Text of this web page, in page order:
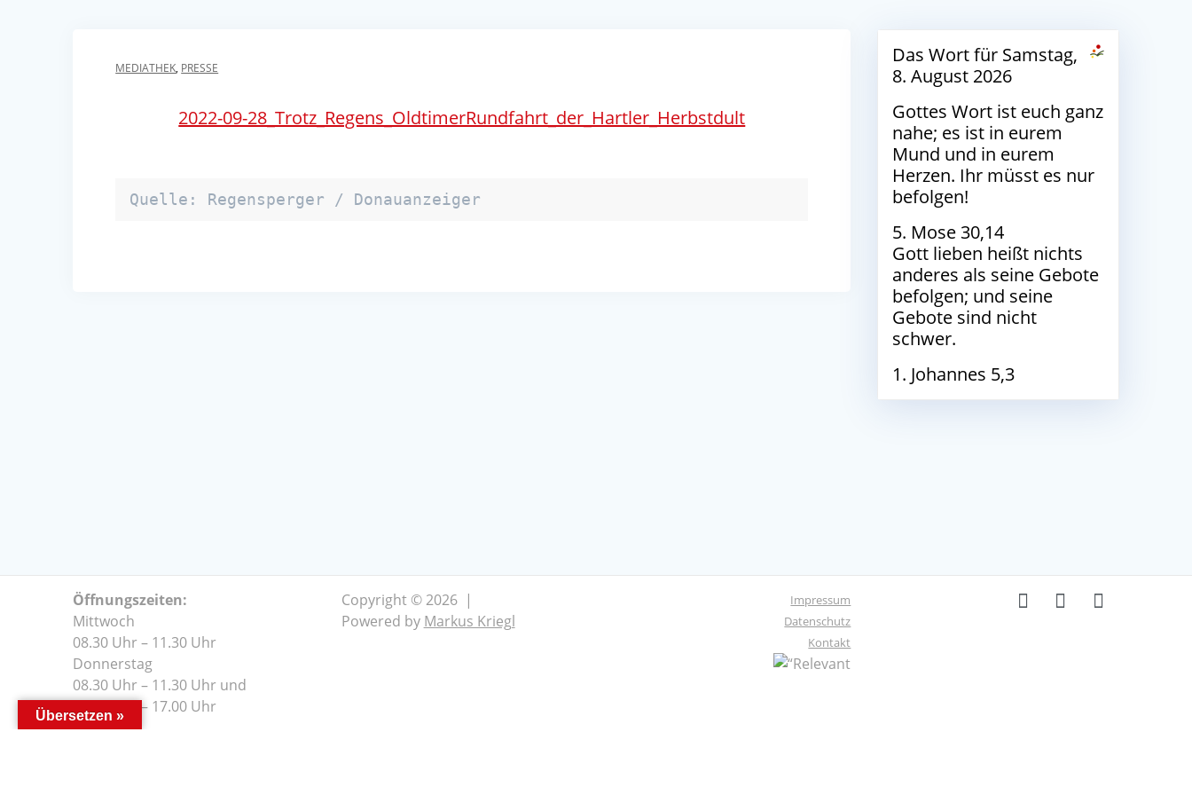
MEDIATHEK, PRESSE
2022-09-28_Trotz_Regens_OldtimerRundfahrt_der_Hartler_Herbstdult
Quelle: Regensperger / Donauanzeiger
Das Wort für Samstag,
8. August 2026
Gottes Wort ist euch ganz
nahe; es ist in eurem
Mund und in eurem
Herzen. Ihr müsst es nur
befolgen!
5. Mose 30,14
Gott lieben heißt nichts
anderes als seine Gebote
befolgen; und seine
Gebote sind nicht
schwer.
1. Johannes 5,3
Öffnungszeiten:
Mittwoch
08.30 Uhr – 11.30 Uhr
Donnerstag
08.30 Uhr – 11.30 Uhr und
14.00 Uhr – 17.00 Uhr
Copyright © 2026 |
Powered by Markus Kriegl
Impressum
Datenschutz
Kontakt
Übersetzen »